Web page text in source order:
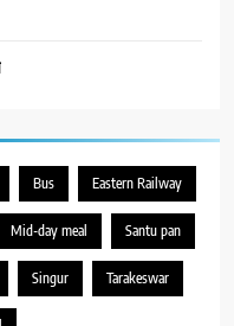
Bus Eastern Railway
Mid-day meal Santu pan
Singur Tarakeswar